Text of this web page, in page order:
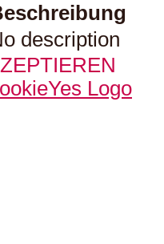
description